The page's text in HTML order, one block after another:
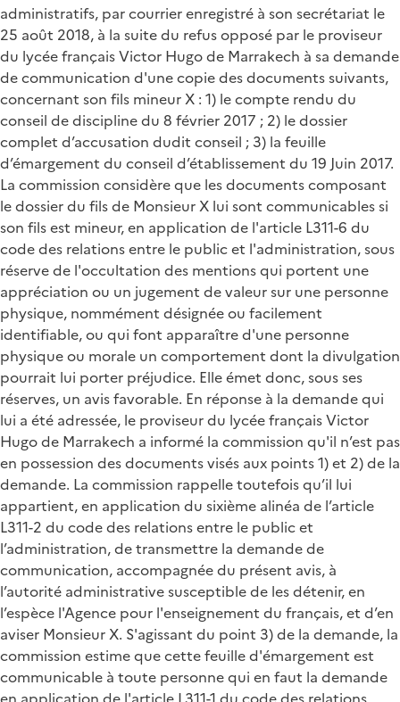
administratifs, par courrier enregistré à son secrétariat le
25 août 2018, à la suite du refus opposé par le proviseur
du lycée français Victor Hugo de Marrakech à sa demande
de communication d'une copie des documents suivants,
concernant son fils mineur X : 1) le compte rendu du
conseil de discipline du 8 février 2017 ; 2) le dossier
complet d’accusation dudit conseil ; 3) la feuille
d’émargement du conseil d’établissement du 19 Juin 2017.
La commission considère que les documents composant
le dossier du fils de Monsieur X lui sont communicables si
son fils est mineur, en application de l'article L311-6 du
code des relations entre le public et l'administration, sous
réserve de l'occultation des mentions qui portent une
appréciation ou un jugement de valeur sur une personne
physique, nommément désignée ou facilement
identifiable, ou qui font apparaître d'une personne
physique ou morale un comportement dont la divulgation
pourrait lui porter préjudice. Elle émet donc, sous ses
réserves, un avis favorable. En réponse à la demande qui
lui a été adressée, le proviseur du lycée français Victor
Hugo de Marrakech a informé la commission qu'il n’est pas
en possession des documents visés aux points 1) et 2) de la
demande. La commission rappelle toutefois qu’il lui
appartient, en application du sixième alinéa de l’article
L311-2 du code des relations entre le public et
l’administration, de transmettre la demande de
communication, accompagnée du présent avis, à
l’autorité administrative susceptible de les détenir, en
l’espèce l'Agence pour l'enseignement du français, et d’en
aviser Monsieur X. S'agissant du point 3) de la demande, la
commission estime que cette feuille d'émargement est
communicable à toute personne qui en faut la demande